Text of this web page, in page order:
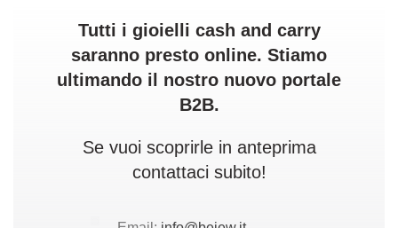
Tutti i gioielli cash and carry
saranno presto online. Stiamo
ultimando il nostro nuovo portale
B2B.
Se vuoi scoprirle in anteprima
contattaci subito!